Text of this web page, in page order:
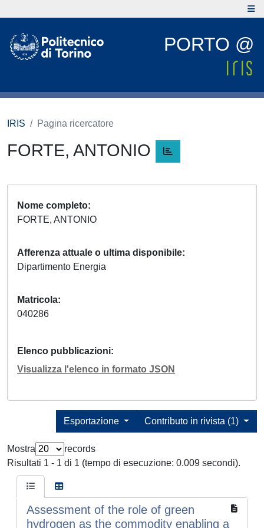
PORTO @
IRIS Pagina ricercatore
FORTE, ANTONIO
Nome completo
FORTE, ANTONIO
Afferenza attuale o ultima disponibile
Dipartimento Energia
Matricola
040286
Elenco pubblicazioni
Visualizza l'elenco in formato JSON
Contributo in rivista (1)
Esportazione
Mostra
records
Risultati 1 - 1 di 1 (tempo di esecuzione: 0.009 secondi).
Assessment of the role of green
hydrogen as the commodity enabling a